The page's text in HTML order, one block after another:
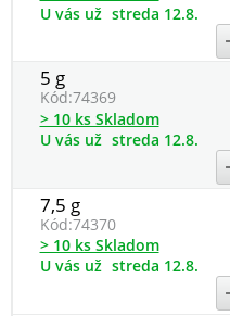
U vás už streda 12.8.
5 g
Kód:74369
> 10 ks Skladom
U vás už streda 12.8.
7,5 g
Kód:74370
> 10 ks Skladom
U vás už streda 12.8.